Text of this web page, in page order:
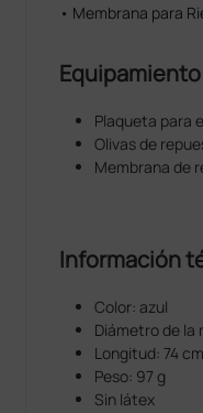
• Membrana para
Plaqueta para
Olivas de
Membrana de
Información
Color: azul
Diámetro de la
Longitud: 74 cm
Peso: 97 g
Sin látex